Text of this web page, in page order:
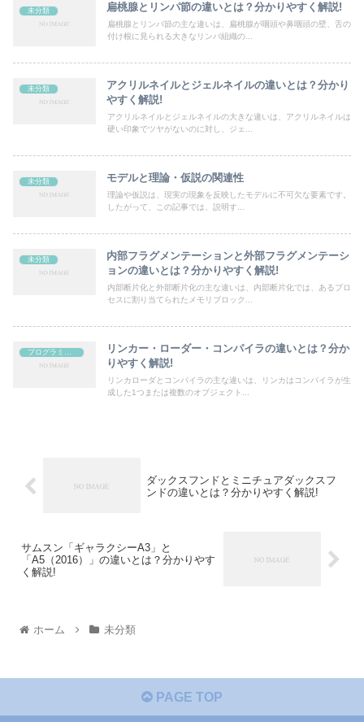
未分類 扁桃腺とリンパ節の違いとは？分かりやすく解説!
扁桃腺とリンパ節の主な違いは、扁桃腺が咽頭や鼻咽頭の壁、舌の
付け根に見られる大きなリンパ組織の...
未分類
アクリルネイルとジェルネイルの違いとは？分かり
やすく解説!
アクリルネイルとジェルネイルの大きな違いは、アクリルネイルは
硬い印象でツヤがないのに対し、ジェ...
未分類 モデルと理論・仮説の関連性
理論や仮説は、現実の現象を反映したモデルに不可欠な要素です。
したがって、この記事では、説明す...
未分類
内部フラグメンテーションと外部フラグメンテーシ
ョンの違いとは？分かりやすく解説!
内部断片化と外部断片化の主な違いは、内部断片化では、あるプロ
セスに割り当てられたメモリブロック...
リンカー・ローダー・コンパイラの違いとは？分か
りやすく解説!
リンカローダとコンパイラの主な違いは、リンカはコンパイラが生
成した1つまたは複数のオブジェクト...
ダックスフンドとミニチュアダックスフ
ンドの違いとは？分かりやすく解説!
サムスン「ギャラクシーA3」と
「A5（2016）」の違いとは？分かりやす
く解説!
ホーム 未分類
PAGE TOP